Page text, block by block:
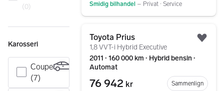
(0)
Karosseri
Coupe
(7)
Smidig bilhandel – Privat ∙ Service
Toyota Prius
1,8 VVT-i Hybrid Executive
2011 ∙ 160 000 km ∙ Hybrid bensin ∙
Automat
76 942 kr
Sammenlign